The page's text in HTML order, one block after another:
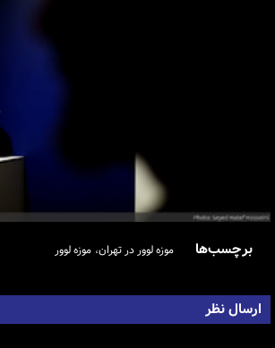
برچسب‌ها موزه لوور در تهران موزه لوور
ارسال نظر